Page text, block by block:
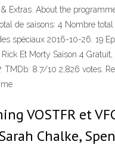
Extras. About the
de saisons: 4 Nombre total
spéciaux 2016-10-26. 19
Et Morty Saison 4
8.7/10 2,826 votes.
VOSTFR et
Chalke,